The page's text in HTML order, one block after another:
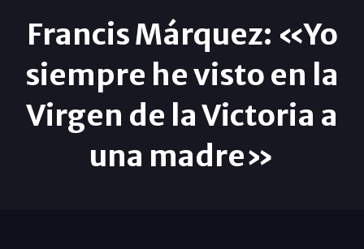
Francis Márquez: «Yo
siempre he visto en la
Virgen de la Victoria a
una madre»